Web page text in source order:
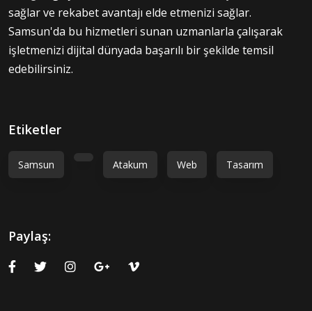
sağlar ve rekabet avantajı elde etmenizi sağlar.
Samsun'da bu hizmetleri sunan uzmanlarla çalışarak
işletmenizi dijital dünyada başarılı bir şekilde temsil
edebilirsiniz.
Etiketler
Samsun Atakum Web Tasarım
Paylaş: